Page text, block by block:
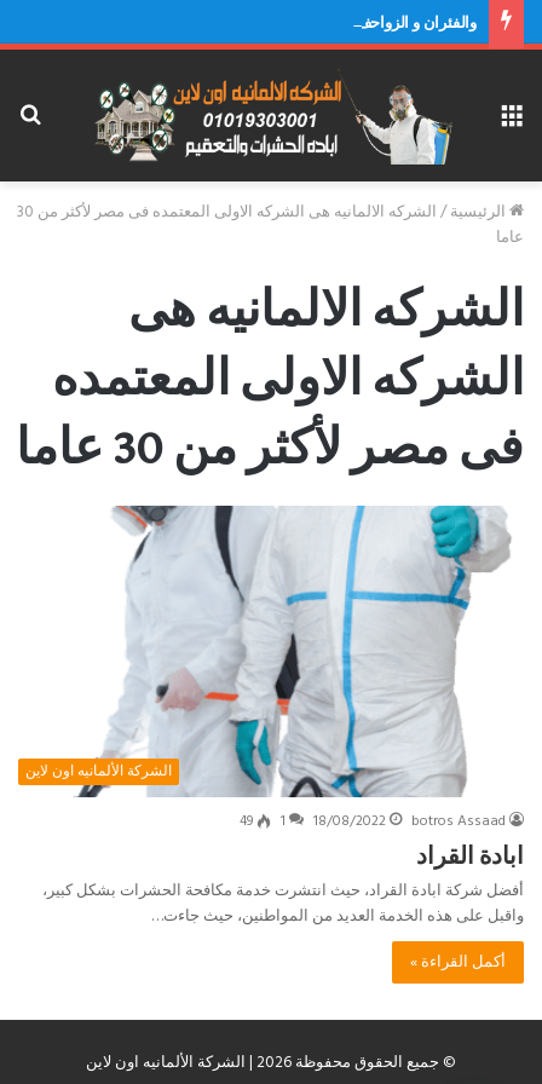
والفئران و الزواحف و خدمات التعقيم و التطهير
القائمة
الرئيسية/
الشركه الالمانيه هى الشركه الاولى المعتمده فى مصر لأكثر من 30
عاما
الشركه الالمانيه هى
الشركه الاولى المعتمده
فى مصر لأكثر من 30 عاما
الشركة الألمانيه اون لاين
botros Assaad
18/08/2022
1
49
ابادة القراد
أفضل شركة ابادة القراد، حيث انتشرت خدمة مكافحة الحشرات بشكل كبير،
واقبل على هذه الخدمة العديد من المواطنين، حيث جاءت…
أكمل القراءة »
© جميع الحقوق محفوظة 2026 | الشركة الألمانيه اون لاين